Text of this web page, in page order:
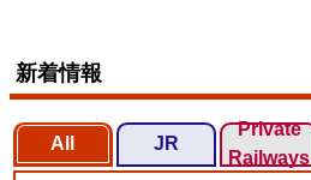
新着情報
All JR
Private
Railways